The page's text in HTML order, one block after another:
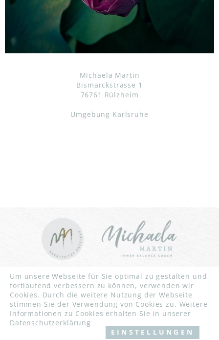
Michaela Martin
Bismarckstrasse 1
76761 Rülzheim
Umgebung Karlsruhe
INNER BALANCE YOGA | CHRISTLICHES YOGA | YOGA FÜR
STARKE FRAUEN UND MÄNNER | YOGA FÜR BLINDE
MENSCHEN
WORKSHOPS
NATURCOACHING IN KARLSRUHE, RÜLZHEIM UND
UMGEBUNG
Um unsere Webseite für Sie optimal zu gestalten und
fortlaufend verbessern zu können, verwenden wir
Cookies. Durch die weitere Nutzung der Webseite
stimmen Sie der Verwendung von Cookies zu. Weitere
Informationen zu Cookies erhalten Sie in unserer
Datenschutzerklärung
EINSTELLUNGEN